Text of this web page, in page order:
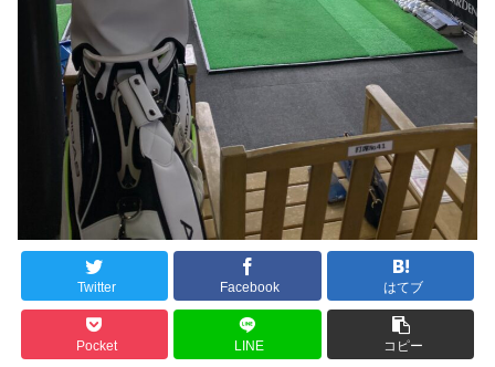
Twitter Facebook はてブ
Pocket LINE コピー